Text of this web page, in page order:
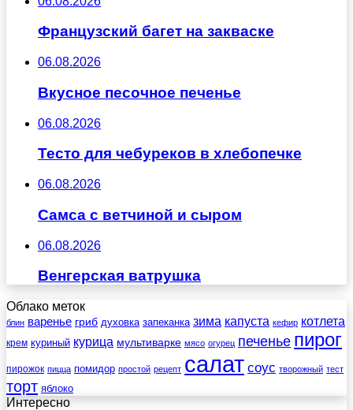
Французский багет на закваске
06.08.2026
Вкусное песочное печенье
06.08.2026
Тесто для чебуреков в хлебопечке
06.08.2026
Самса с ветчиной и сыром
06.08.2026
Венгерская ватрушка
Облако меток
блин варенье гриб духовка запеканка зима капуста кефир котлета
крем куриный курица мультиварке мясо огурец печенье пирог
пирожок пицца помидор простой рецепт салат соус творожный тест
торт яблоко
Интересно